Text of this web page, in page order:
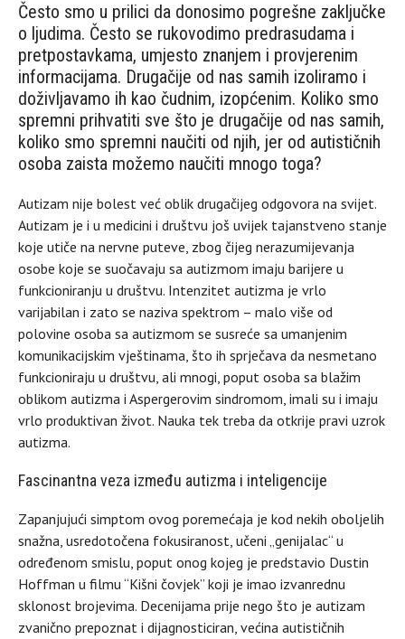
Često smo u prilici da donosimo pogrešne zaključke
o ljudima. Često se rukovodimo predrasudama i
pretpostavkama, umjesto znanjem i provjerenim
informacijama. Drugačije od nas samih izoliramo i
doživljavamo ih kao čudnim, izopćenim. Koliko smo
spremni prihvatiti sve što je drugačije od nas samih,
koliko smo spremni naučiti od njih, jer od autističnih
osoba zaista možemo naučiti mnogo toga?
Autizam nije bolest već oblik drugačijeg odgovora na svijet.
Autizam je i u medicini i društvu još uvijek tajanstveno stanje
koje utiče na nervne puteve, zbog čijeg nerazumijevanja
osobe koje se suočavaju sa autizmom imaju barijere u
funkcioniranju u društvu. Intenzitet autizma je vrlo
varijabilan i zato se naziva spektrom – malo više od
polovine osoba sa autizmom se susreće sa umanjenim
komunikacijskim vještinama, što ih sprječava da nesmetano
funkcioniraju u društvu, ali mnogi, poput osoba sa blažim
oblikom autizma i Aspergerovim sindromom, imali su i imaju
vrlo produktivan život. Nauka tek treba da otkrije pravi uzrok
autizma.
Fascinantna veza između autizma i inteligencije
Zapanjujući simptom ovog poremećaja je kod nekih oboljelih
snažna, usredotočena fokusiranost, učeni „genijalac“ u
određenom smislu, poput onog kojeg je predstavio Dustin
Hoffman u filmu “Kišni čovjek” koji je imao izvanrednu
sklonost brojevima. Decenijama prije nego što je autizam
zvanično prepoznat i dijagnosticiran, većina autističnih